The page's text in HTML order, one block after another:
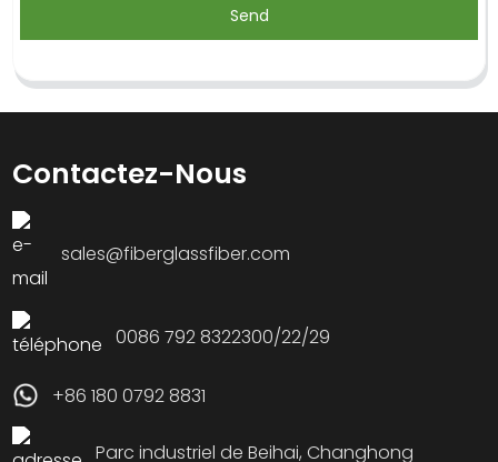
Send
Contactez-Nous
sales@fiberglassfiber.com
0086 792 8322300/22/29
+86 180 0792 8831
Parc industriel de Beihai, Changhong